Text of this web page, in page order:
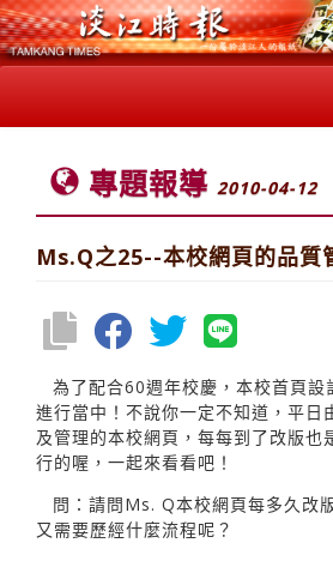
專題報導 2010-04-12
Ms.Q之25--本校網頁的品質
為了配合60週年校慶，本校首頁設
進行當中！不說你一定不知道，平日
及管理的本校網頁，每每到了改版也
行的喔，一起來看看吧！
問：請問Ms. Q本校網頁每多久改
又需要歷經什麼流程呢？